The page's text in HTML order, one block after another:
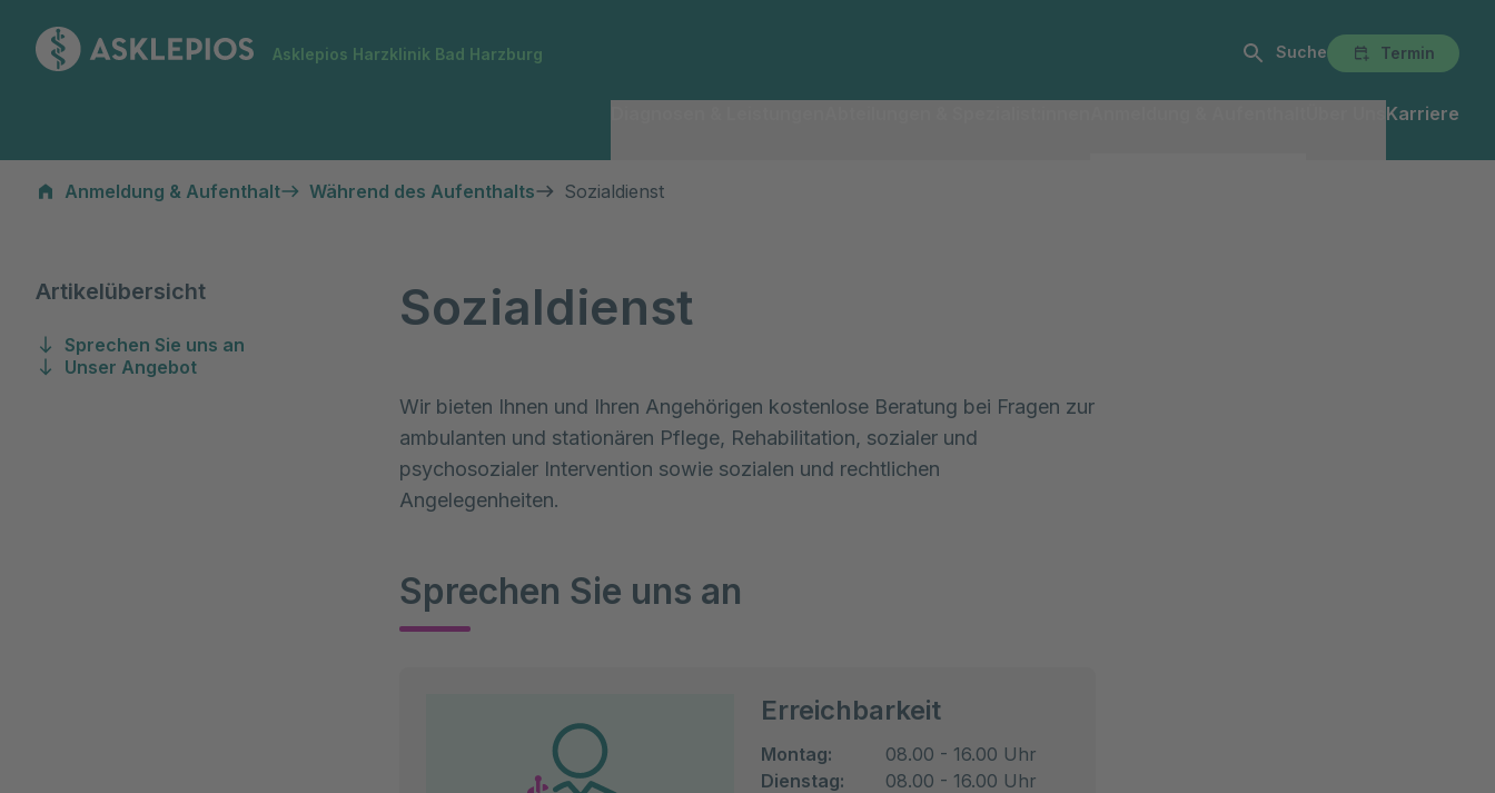
Asklepios Harzklinik Bad Harzburg Suche Termin
Karriere
Anmeldung & Aufenthalt
Während des Aufenthalts Sozialdienst
Sozialdienst
Artikelübersicht
Sprechen Sie uns an
Unser Angebot
Wir bieten Ihnen und Ihren Angehörigen kostenlose Beratung bei Fragen zur
ambulanten und stationären Pflege, Rehabilitation, sozialer und
psychosozialer Intervention sowie sozialen und rechtlichen
Angelegenheiten.
Sprechen Sie uns an
Erreichbarkeit
Montag:
08.00 - 16.00 Uhr
Dienstag:
08.00 - 16.00 Uhr